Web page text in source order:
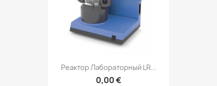
Реактор Лабораторный LR...
0,00 €